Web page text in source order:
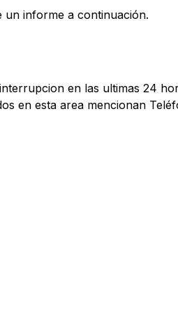
un informe a continuación.
en las ultimas 24
en esta area mencionan